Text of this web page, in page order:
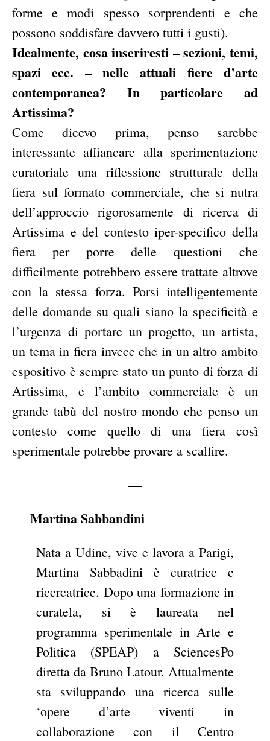
forme e modi spesso sorprendenti e che
possono soddisfare davvero tutti i gusti).
Idealmente, cosa inseriresti – sezioni, temi,
spazi ecc. – nelle attuali fiere d’arte
contemporanea? In particolare ad
Artissima?
Come dicevo prima, penso sarebbe
interessante affiancare alla sperimentazione
curatoriale una riflessione strutturale della
fiera sul formato commerciale, che si nutra
dell’approccio rigorosamente di ricerca di
Artissima e del contesto iper-specifico della
fiera per porre delle questioni che
difficilmente potrebbero essere trattate altrove
con la stessa forza. Porsi intelligentemente
delle domande su quali siano la specificità e
l’urgenza di portare un progetto, un artista,
un tema in fiera invece che in un altro ambito
espositivo è sempre stato un punto di forza di
Artissima, e l’ambito commerciale è un
grande tabù del nostro mondo che penso un
contesto come quello di una fiera così
sperimentale potrebbe provare a scalfire.
—
Martina Sabbandini
Nata a Udine, vive e lavora a Parigi,
Martina Sabbadini è curatrice e
ricercatrice. Dopo una formazione in
curatela, si è laureata nel
programma sperimentale in Arte e
Politica (SPEAP) a SciencesPo
diretta da Bruno Latour. Attualmente
sta sviluppando una ricerca sulle
‘opere d’arte viventi in
collaborazione con il Centro